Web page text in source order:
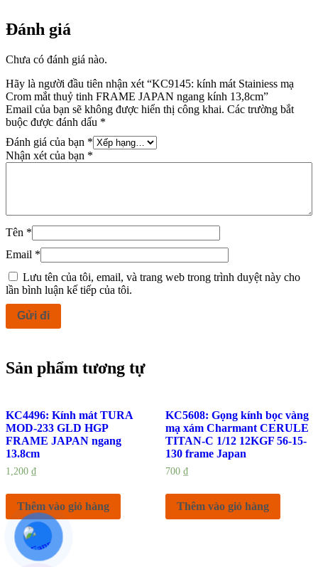
Đánh giá
Chưa có đánh giá nào.
Hãy là người đầu tiên nhận xét “KC9145: kính mát Stainiess mạ
Crom mắt thuỷ tinh FRAME JAPAN ngang kính 13,8cm”
Email của bạn sẽ không được hiển thị công khai. Các trường bắt
buộc được đánh dấu *
Đánh giá của bạn *
Nhận xét của bạn *
Tên *
Email *
Lưu tên của tôi, email, và trang web trong trình duyệt này cho
lần bình luận kế tiếp của tôi.
Sản phẩm tương tự
KC4496: Kính mát TURA
MOD-233 GLD HGP
FRAME JAPAN ngang
13.8cm
1,200 ₫
Thêm vào giỏ hàng
KC5608: Gọng kính bọc vàng
mạ xám Charmant CERULE
TITAN-C 1/12 12KGF 56-15-
130 frame Japan
700 ₫
Thêm vào giỏ hàng